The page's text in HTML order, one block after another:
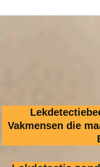
Vakmensen die